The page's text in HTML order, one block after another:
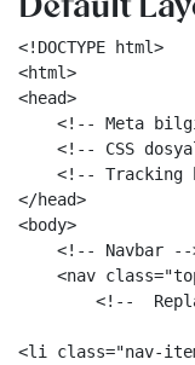
<!DOCTYPE html>
<html>
<head>
<!-- Meta
<!-- CSS
<!-- Tracking
</head>
<body>
<!-- Navbar --
<nav class=
<!--
<li class="nav-